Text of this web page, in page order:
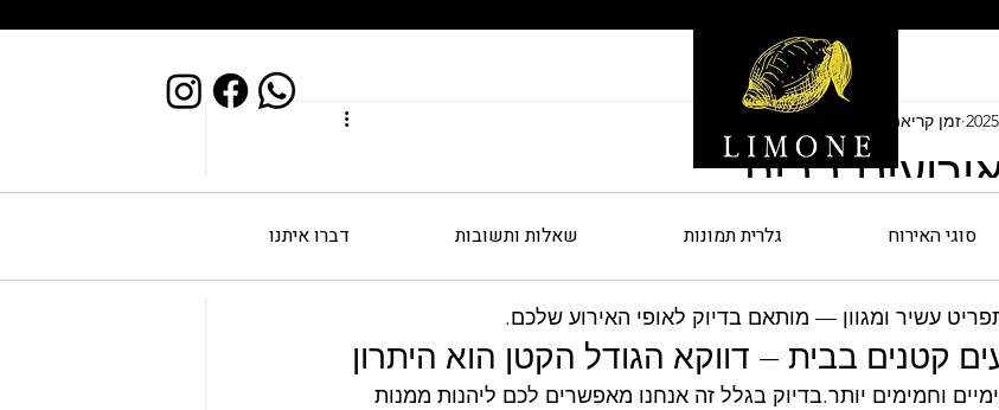
סוגי האירוח גלרית תמונות שאלות ותשובות דברו איתנו
בבית
זמן קריאה 1 דקות
בבית, אתם בוודאי רוצים להשקיע באיכות מקסימלית, גם באוכל וגם
קולינרית בלתי נשכחת.השילוב בין חומרי גלם טריים, מקצועיות והשקעה
עשיר ומגוון — מותאם בדיוק לאופי האירוע שלכם.
קטנים בבית – דווקא הגודל הקטן הוא היתרון
וחמימים יותר.בדיוק בגלל זה אנחנו מאפשרים לכם ליהנות ממנות